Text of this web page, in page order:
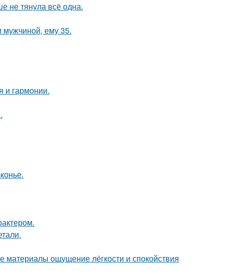
не тянула всё одна.
мужчиной, ему 35.
и гармонии.
материалы ощущение лёгкости и спокойствия